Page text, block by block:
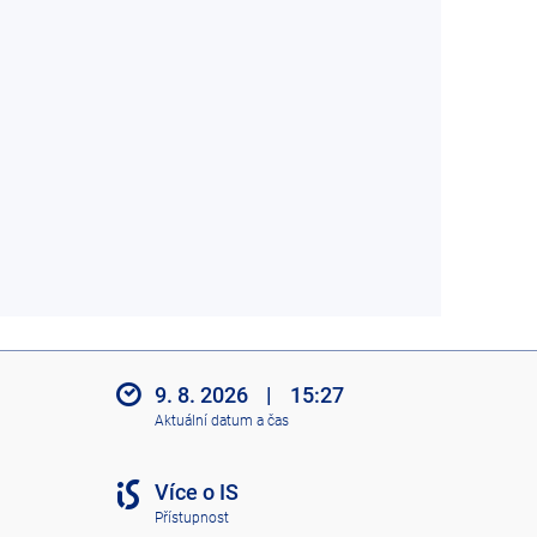
9. 8. 2026 | 15:27
Aktuální datum a čas
Více o IS
Přístupnost